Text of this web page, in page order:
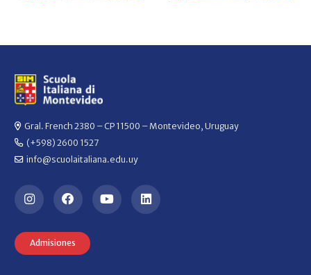
Gral. French 2380 – CP 11500 – Montevideo, Uruguay
(+598) 2600 1527
info@scuolaitaliana.edu.uy
Admisiones